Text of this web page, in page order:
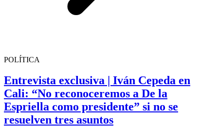
POLÍTICA
Entrevista exclusiva | Iván Cepeda en
Cali: “No reconoceremos a De la
Espriella como presidente” si no se
resuelven tres asuntos